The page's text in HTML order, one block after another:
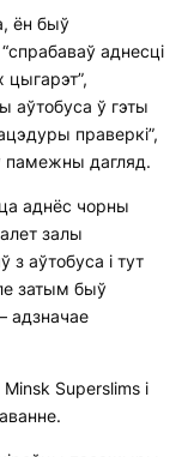
ён быў
аднесці
цыгарэт”,
аўтобуса ў гэты
праверкі”,
памежны дагляд.
аднёс чорны
залы
з аўтобуса і тут
затым быў
адзначае
Superslims і